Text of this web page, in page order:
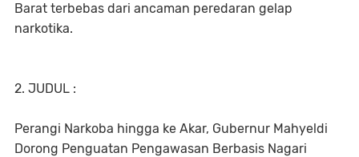
Barat terbebas dari ancaman peredaran gelap
narkotika.
2. JUDUL :
Perangi Narkoba hingga ke Akar, Gubernur Mahyeldi
Dorong Penguatan Pengawasan Berbasis Nagari